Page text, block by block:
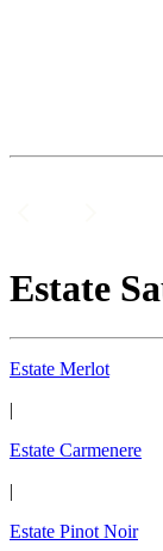
Estate
Estate Merlot
|
Estate Carmenere
|
Estate Pinot Noir